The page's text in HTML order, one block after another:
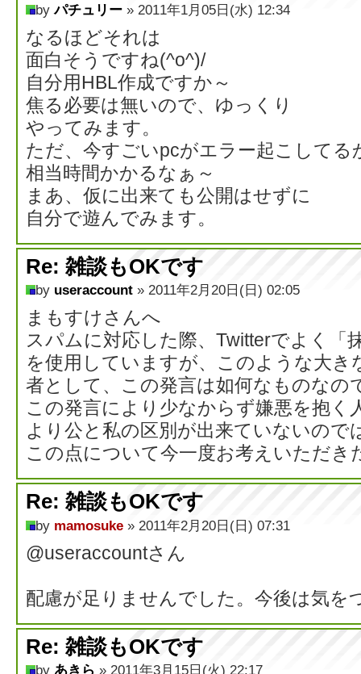
byパチュリー » 2011年1月05日(水) 12:34
なるほどそれは
面白そうですね(^o^)/
自分用HBL作成ですか～
焦る必要は無いので、ゆっくり
やってみます。
ただ、今すごいpcがエラー起こしてる
相当時間かかるなぁ～
まあ、仮に出来ても公開はせずに
自分で遊んでみます。
Re: 雑談もOKです
by useraccount » 2011年2月20日(日) 02:05
まもすけさんへ
スパムに対応した際、Twitterでよく「
を使用していますが、このような大き
者として、この発言は如何なものなの
この発言により少なからず嫌悪を抱く
より公と私の区別が出来ていないので
この点について今一度お考えいただき
Re: 雑談もOKです
by mamosuke » 2011年2月20日(日) 07:31
@useraccountさん
配慮が足りませんでした。今後は気を
Re: 雑談もOKです
by あきら » 2011年3月15日(火) 22:17